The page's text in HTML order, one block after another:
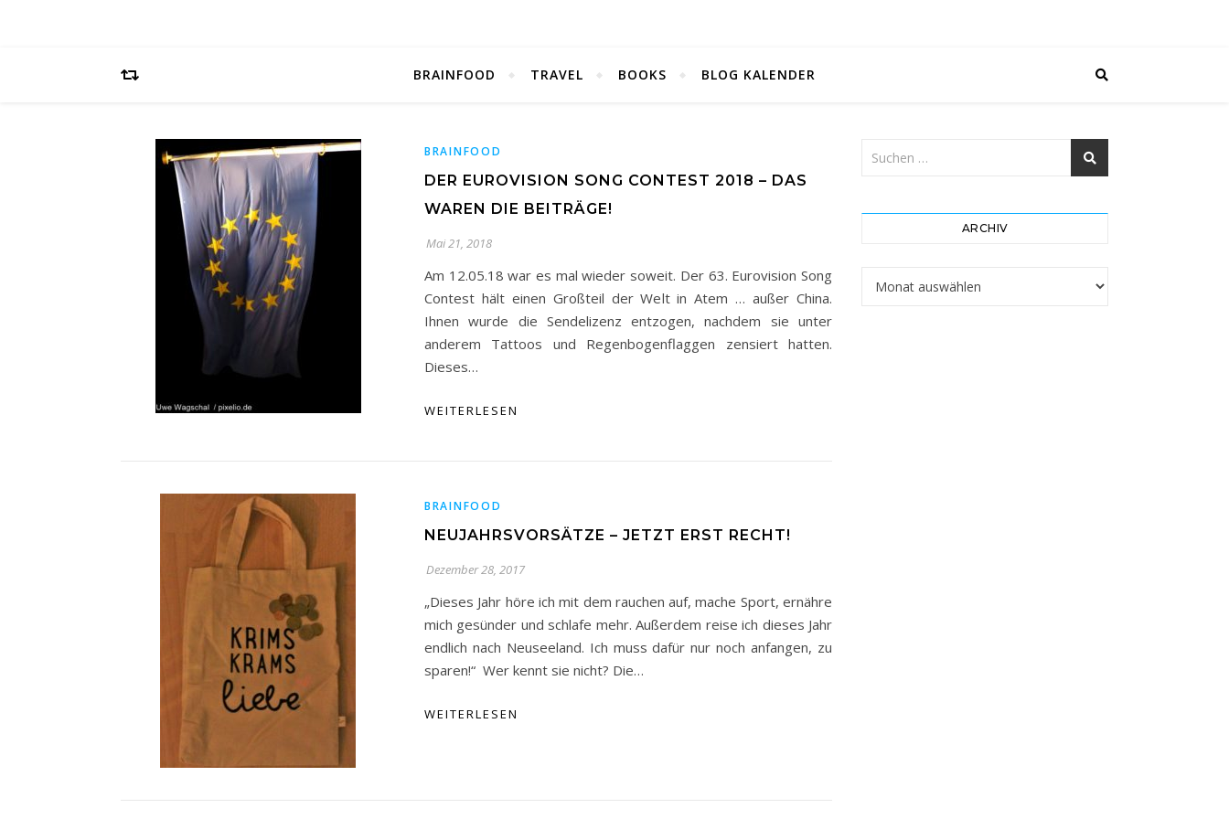
BRAINFOOD TRAVEL BOOKS BLOG KALENDER
BRAINFOOD
DER EUROVISION SONG CONTEST 2018 – DAS
WAREN DIE BEITRÄGE!
Mai 21, 2018
Am 12.05.18 war es mal wieder soweit. Der 63. Eurovision Song
Contest hält einen Großteil der Welt in Atem … außer China.
Ihnen wurde die Sendelizenz entzogen, nachdem sie unter
anderem Tattoos und Regenbogenflaggen zensiert hatten.
Dieses…
WEITERLESEN
BRAINFOOD
NEUJAHRSVORSÄTZE – JETZT ERST RECHT!
Dezember 28, 2017
„Dieses Jahr höre ich mit dem rauchen auf, mache Sport, ernähre
mich gesünder und schlafe mehr. Außerdem reise ich dieses Jahr
endlich nach Neuseeland. Ich muss dafür nur noch anfangen, zu
sparen!“ Wer kennt sie nicht? Die…
WEITERLESEN
ARCHIV
Archiv